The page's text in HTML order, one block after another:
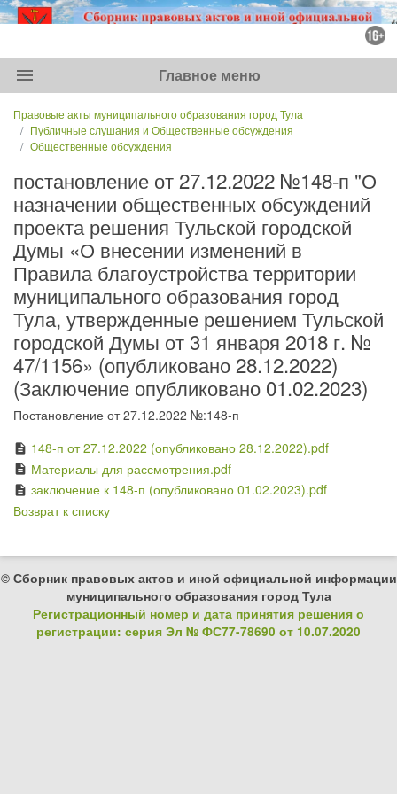
menu Главное меню
Правовые акты муниципального образования город Тула
Публичные слушания и Общественные обсуждения
Общественные обсуждения
постановление от 27.12.2022 №148-п "О
назначении общественных обсуждений
проекта решения Тульской городской
Думы «О внесении изменений в
Правила благоустройства территории
муниципального образования город
Тула, утвержденные решением Тульской
городской Думы от 31 января 2018 г. №
47/1156» (опубликовано 28.12.2022)
(Заключение опубликовано 01.02.2023)
Постановление от 27.12.2022 №:148-п
description 148-п от 27.12.2022 (опубликовано 28.12.2022).pdf
description Материалы для рассмотрения.pdf
description заключение к 148-п (опубликовано 01.02.2023).pdf
Возврат к списку
© Сборник правовых актов и иной официальной информации
муниципального образования город Тула
Регистрационный номер и дата принятия решения о
регистрации: серия Эл № ФС77-78690 от 10.07.2020